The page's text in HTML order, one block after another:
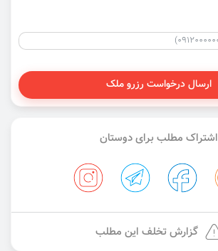
ارسال درخواست رزرو ملک
اشتراک مطلب برای دوستان
گزارش تخلف این مطلب